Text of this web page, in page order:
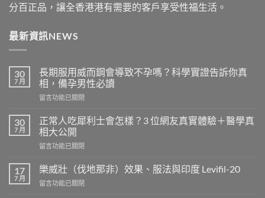
分百正品，讓全香港港有需要的客戶享受性福生活。
最新資訊NEWS
30
7 月
長期服用威而鋼會導致不孕嗎？科學實證告訴你真
相，備孕男性必讀
在
期
服
用
威
鋼
導
留言功能已關閉
30
7 月
正常人吃犀利士會怎樣？3 位網友真實體驗＋醫學真
相大公開
在
常
人
吃
留言功能已關閉
17
7 月
樂威壯（伐地那非）效果、服法與印度 Levifil-20
在
留言功能已關閉